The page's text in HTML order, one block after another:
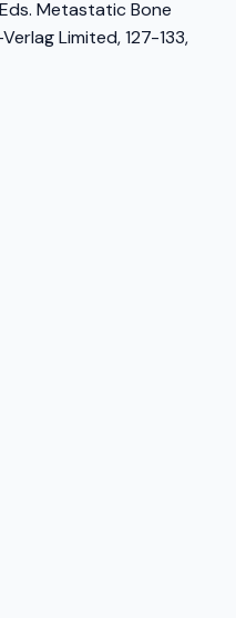
Metastatic Bone
Limited, 127-133,